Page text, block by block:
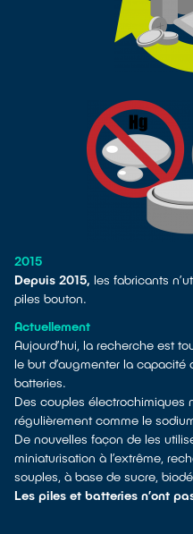
2015
Depuis 2015, les fabricants
piles bouton.
Actuellement
Aujourd’hui, la recherche est
le but d’augmenter la
batteries.
Des couples électrochimiques
régulièrement comme le
De nouvelles façon de les
miniaturisation à l’extrême,
souples, à base de sucre,
Les piles et batteries n’ont